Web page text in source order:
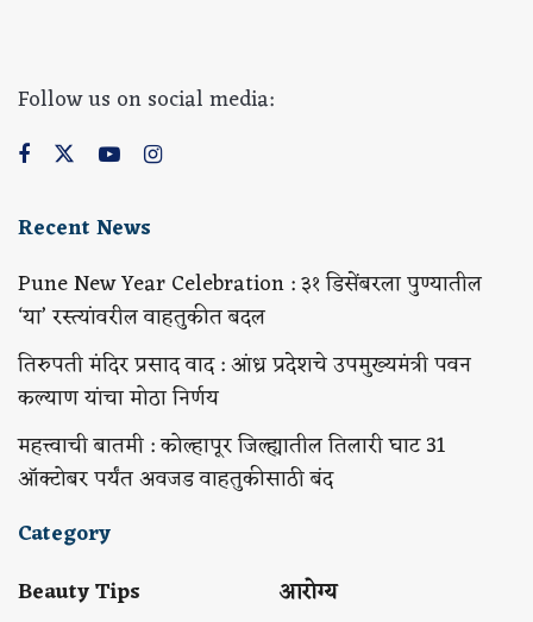
Follow us on social media:
Recent News
Pune New Year Celebration : ३१ डिसेंबरला पुण्यातील
‘या’ रस्त्यांवरील वाहतुकीत बदल
तिरुपती मंदिर प्रसाद वाद : आंध्र प्रदेशचे उपमुख्यमंत्री पवन
कल्याण यांचा मोठा निर्णय
महत्त्वाची बातमी : कोल्हापूर जिल्ह्यातील तिलारी घाट 31
ऑक्टोबर पर्यंत अवजड वाहतुकीसाठी बंद
Category
Beauty Tips
आरोग्य